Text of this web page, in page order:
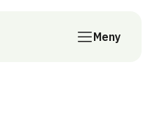
Meny